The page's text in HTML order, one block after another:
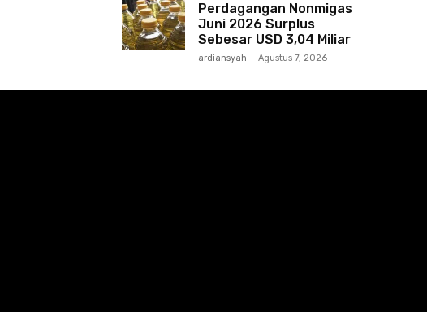
Perdagangan Nonmigas
Juni 2026 Surplus
Sebesar USD 3,04 Miliar
ardiansyah - Agustus 7, 2026